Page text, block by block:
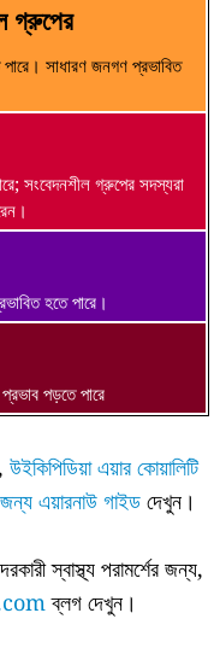
গ্রুপের
সাধারণ জনগণ প্রভাবিত
সংবেদনশীল গ্রুপের সদস্যরা
হতে পারে।
পড়তে পারে
উইকিপিডিয়া এয়ার কোয়ালিটি
এয়ারনাউ গাইডদেখুন।
স্বাস্থ্য পরামর্শের জন্য,
ব্লগ দেখুন।